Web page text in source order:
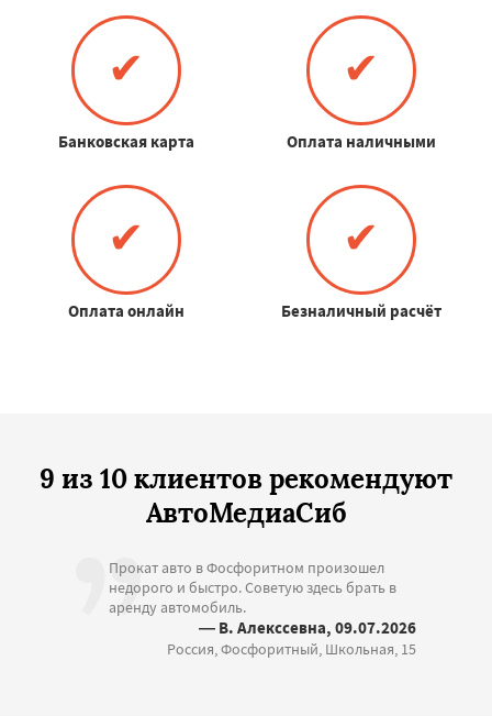
✔
Банковская карта
✔
Оплата наличными
✔
Оплата онлайн
✔
Безналичный расчёт
9 из 10 клиентов рекомендуют
АвтоМедиаСиб
Прокат авто в Фосфоритном произошел
недорого и быстро. Советую здесь брать в
аренду автомобиль.
— В. Алекссевна, 09.07.2026
Россия, Фосфоритный, Школьная, 15